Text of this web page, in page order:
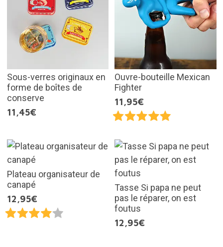
Sous-verres originaux en
forme de boîtes de
conserve
11,45€
Ouvre-bouteille Mexican
Fighter
11,95€
Plateau organisateur de
canapé
12,95€
Tasse Si papa ne peut
pas le réparer, on est
foutus
12,95€